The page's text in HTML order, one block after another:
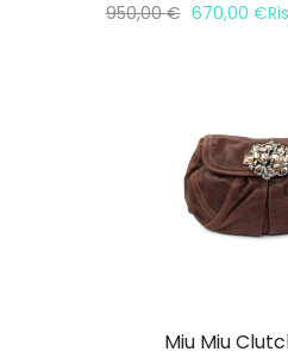
950,00€ 670,00 €
Miu Miu